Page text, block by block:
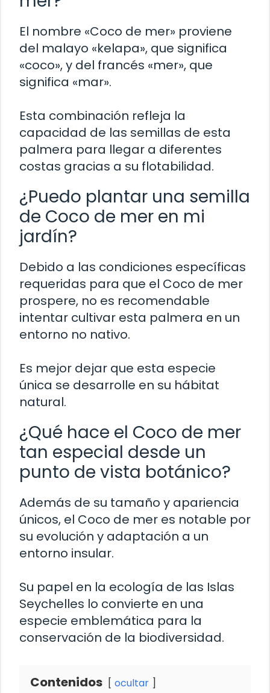
El nombre «Coco de mer» proviene
del malayo «kelapa», que significa
«coco», y del francés «mer», que
significa «mar».
Esta combinación refleja la
capacidad de las semillas de esta
palmera para llegar a diferentes
costas gracias a su flotabilidad.
¿Puedo plantar una semilla
de Coco de mer en mi
jardín?
Debido a las condiciones específicas
requeridas para que el Coco de mer
prospere, no es recomendable
intentar cultivar esta palmera en un
entorno no nativo.
Es mejor dejar que esta especie
única se desarrolle en su hábitat
natural.
¿Qué hace el Coco de mer
tan especial desde un
punto de vista botánico?
Además de su tamaño y apariencia
únicos, el Coco de mer es notable por
su evolución y adaptación a un
entorno insular.
Su papel en la ecología de las Islas
Seychelles lo convierte en una
especie emblemática para la
conservación de la biodiversidad.
Contenidos ocultar